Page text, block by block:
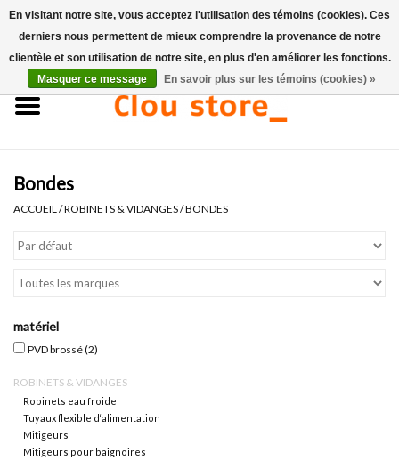
Accueil
Ensembles de lave-mains
Toilettes
Robinets & vidanges
Meubles
Miroirs
Bondes
ACCUEIL /ROBINETS & VIDANGES/BONDES
matériel
PVD brossé(2)
ROBINETS & VIDANGES
Robinets eau froide
Tuyaux flexible d‘alimentation
Mitigeurs
Mitigeurs pour baignoires
En visitant notre site, vous acceptez l'utilisation des témoins (cookies). Ces
derniers nous permettent de mieux comprendre la provenance de notre
clientèle et son utilisation de notre site, en plus d'en améliorer les fonctions.
Masquer ce message
En savoir plus sur les témoins (cookies) »